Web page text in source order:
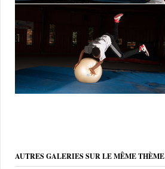
AUTRES GALERIES SUR LE MÊME THÈME